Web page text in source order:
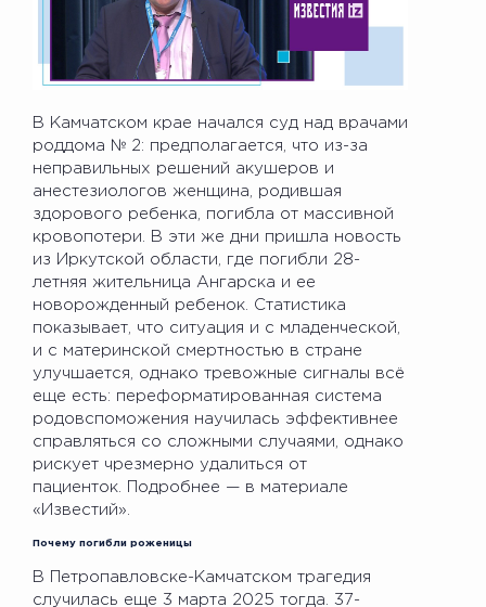
В Камчатском крае начался суд над врачами
роддома № 2: предполагается, что из-за
неправильных решений акушеров и
анестезиологов женщина, родившая
здорового ребенка, погибла от массивной
кровопотери. В эти же дни пришла новость
из Иркутской области, где погибли 28-
летняя жительница Ангарска и ее
новорожденный ребенок. Статистика
показывает, что ситуация и с младенческой,
и с материнской смертностью в стране
улучшается, однако тревожные сигналы всё
еще есть: переформатированная система
родовспоможения научилась эффективнее
справляться со сложными случаями, однако
рискует чрезмерно удалиться от
пациенток. Подробнее — в материале
«Известий».
Почему погибли роженицы
В Петропавловске-Камчатском трагедия
случилась еще 3 марта 2025 тогда. 37-